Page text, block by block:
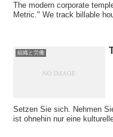
The modern corporate
Metric." We track billable
組織と労働
Setzen Sie sich. Nehmen
ist ohnehin nur eine